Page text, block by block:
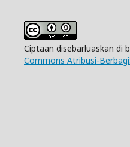
Ciptaan disebarluaskan di
Commons Atribusi-